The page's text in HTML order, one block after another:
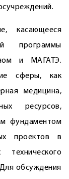
касающееся
программы
и МАГАТЭ.
сферы, как
медицина,
ресурсов,
фундаментом
проектов в
обсуждения